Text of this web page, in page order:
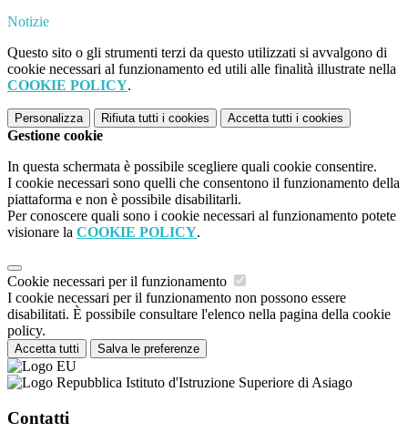
Notizie
Questo sito o gli strumenti terzi da questo utilizzati si avvalgono di
cookie necessari al funzionamento ed utili alle finalità illustrate nella
COOKIE POLICY.
Personalizza Rifiuta tutti i cookies Accetta tutti i cookies
Gestione cookie
In questa schermata è possibile scegliere quali cookie consentire.
I cookie necessari sono quelli che consentono il funzionamento della
piattaforma e non è possibile disabilitarli.
Per conoscere quali sono i cookie necessari al funzionamento potete
visionare la COOKIE POLICY.
Cookie necessari per il funzionamento
I cookie necessari per il funzionamento non possono essere
disabilitati. È possibile consultare l'elenco nella pagina della cookie
policy.
Accetta tutti Salva le preferenze
Istituto d'Istruzione Superiore di Asiago
Contatti